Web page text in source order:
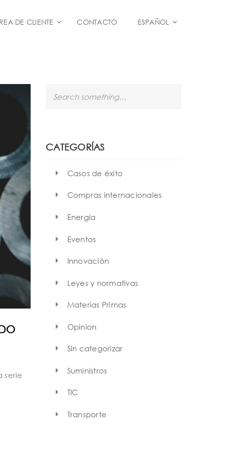
DE CLIENTE CONTACTO ESPAÑOL
serie
h
CATEGORÍAS
Casos de éxito
Compras internacionales
Energía
Eventos
Innovación
Leyes y normativas
Materias Primas
Opinion
Sin categorizar
Suministros
TIC
Transporte